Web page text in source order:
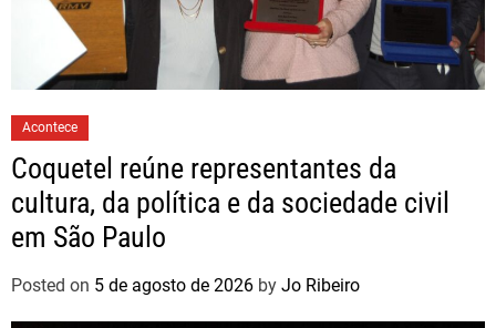
Acontece
Coquetel reúne representantes da
cultura, da política e da sociedade civil
em São Paulo
Posted on 5 de agosto de 2026 by Jo Ribeiro